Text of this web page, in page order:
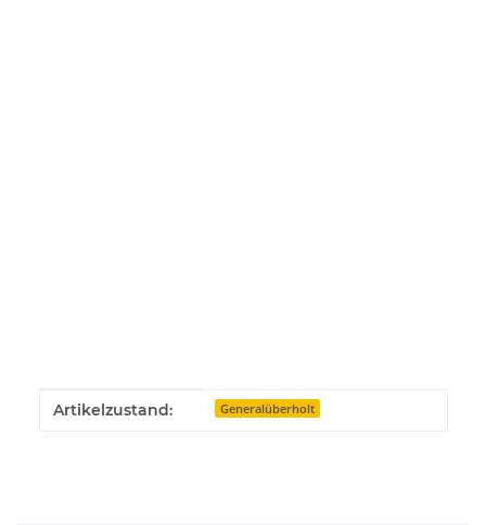
Produkteigenschaft
Wert
Artikelzustand: Generalüberholt